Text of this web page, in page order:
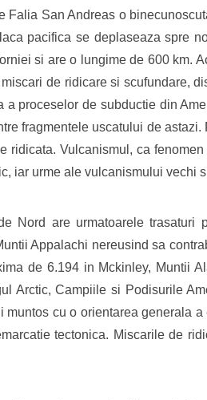
Falia San Andreas o
pacifica se deplaseaza spre
si are o lungime de 600 km.
de ridicare si scufundare,
a proceselor de subductie din
fragmentele uscatului de
ridicata. Vulcanismul, ca
iar urme ale vulcanismului vechi
Nord are urmatoarele trasaturi
Appalachi nereusind sa
de 6.194 in Mckinley, Muntii
Arctic, Campiile si Podisurile
muntos cu o orientarea generala
tectonica. Miscarile de